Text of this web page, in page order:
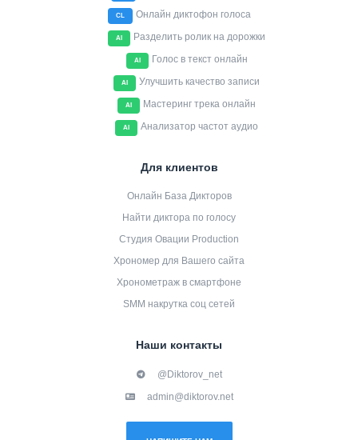
CL Онлайн диктофон голоса
AI Разделить ролик на дорожки
AI Голос в текст онлайн
AI Улучшить качество записи
AI Мастеринг трека онлайн
AI Анализатор частот аудио
Для клиентов
Онлайн База Дикторов
Найти диктора по голосу
Студия Овации Production
Хрономер для Вашего сайта
Хронометраж в смартфоне
SMM накрутка соц сетей
Наши контакты
@Diktorov_net
admin@diktorov.net